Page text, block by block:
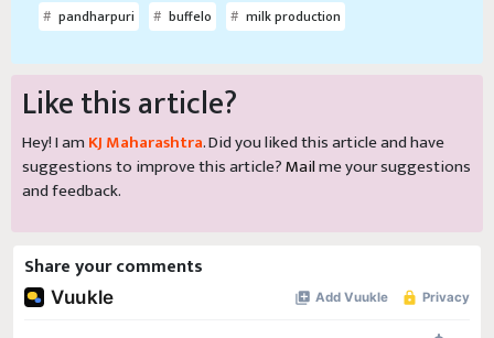
pandharpuri buffelo milk production
Like this article?
Hey! I am KJ Maharashtra. Did you liked this article and have
suggestions to improve this article?Mailme your suggestions
and feedback.
Share your comments